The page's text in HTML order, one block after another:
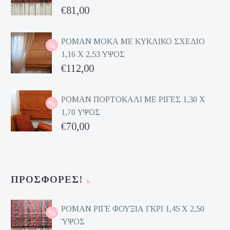
Original
was:
€162,00.
€81,00
τρέχουσα
τιμή
είναι:
ΡΟΜΑΝ ΜΟΚΑ ΜΕ ΚΥΚΛΙΚΟ ΣΧΕΔΙΟ
1,16 Χ 2,53 ΥΨΟΣ
Original
was:
€224,00.
€112,00
τρέχουσα
τιμή
είναι:
ΡΟΜΑΝ ΠΟΡΤΟΚΑΛΙ ΜΕ ΡΙΓΕΣ 1,30 Χ
1,70 ΥΨΟΣ
Original
€70,00
ΠΡΟΣΦΟΡΈΣ!
ΡΟΜΑΝ ΡΙΓΕ ΦΟΥΞΙΑ ΓΚΡΙ 1,45 Χ 2,50
ΎΨΟΣ